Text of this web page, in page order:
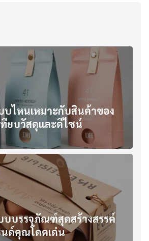
บไหนเหมาะกับสินค้าของ
ยบวัสดุและดีไซน์
บบรรจุภัณฑ์สุดสร้างสรรค์
ด์คุณโดดเด่น